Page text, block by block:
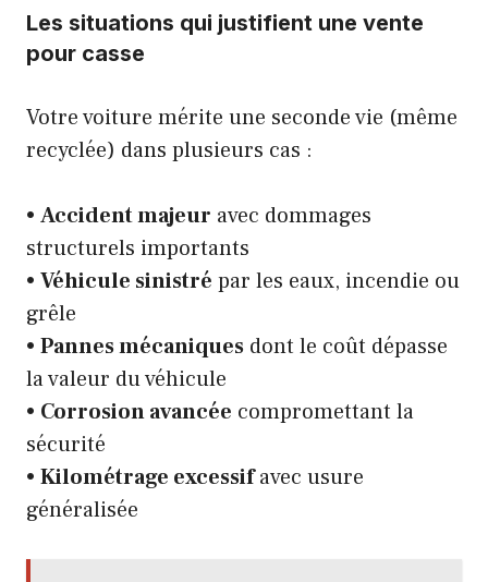
Les situations qui justifient une vente
pour casse
Votre voiture mérite une seconde vie (même
recyclée) dans plusieurs cas :
• Accident majeur avec dommages
structurels importants
• Véhicule sinistré par les eaux, incendie ou
grêle
• Pannes mécaniques dont le coût dépasse
la valeur du véhicule
• Corrosion avancée compromettant la
sécurité
• Kilométrage excessifavec usure
généralisée